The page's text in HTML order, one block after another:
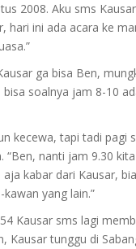
2008. Aku sms
hari ini ada acara ke
ga bisa Ben,
soalnya jam 8-10
kecewa, tapi tadi pagi
“Ben, nanti jam 9.30
kabar dari Kausar,
yang lain.”
Kausar sms lagi
Kausar tunggu di